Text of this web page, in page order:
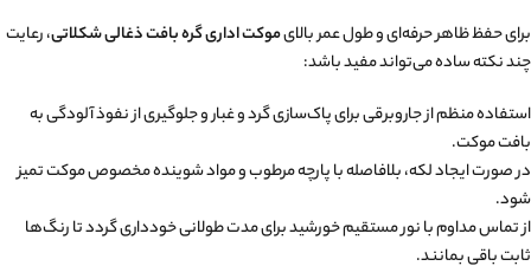
برای حفظ ظاهر حرفه‌ای و طول عمر بالایموکت اداری گره بافت ذغالی شکلاتی، رعایت
چند نکته ساده می‌تواند مفید باشد:
استفاده منظم از جاروبرقی برای پاک‌سازی گرد و غبار و جلوگیری از نفوذ آلودگی به
بافت موکت.
در صورت ایجاد لکه، بلافاصله با پارچه مرطوب و مواد شوینده مخصوص موکت تمیز
شود.
از تماس مداوم با نور مستقیم خورشید برای مدت طولانی خودداری گردد تا رنگ‌ها
ثابت باقی بمانند.